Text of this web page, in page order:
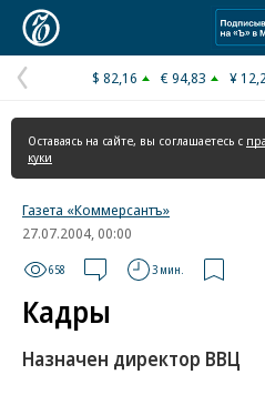
Предыдущая
страница
$ 82,16 € 94,83 ¥
Оставаясь на сайте, вы соглашаетесь с
куки
Газета «Коммерсантъ»
27.07.2004, 00:00
658 3 мин.
Кадры
Назначен директор ВВЦ